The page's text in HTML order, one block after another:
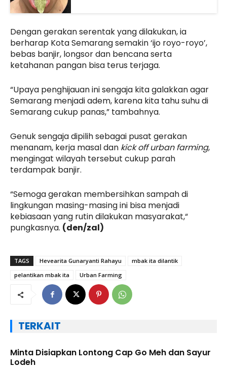
Dengan gerakan serentak yang dilakukan, ia
berharap Kota Semarang semakin ‘ijo royo-royo’,
bebas banjir, longsor dan bencana serta
ketahanan pangan bisa terus terjaga.
“Upaya penghijauan ini sengaja kita galakkan agar
Semarang menjadi adem, karena kita tahu suhu di
Semarang cukup panas,” tambahnya.
Genuk sengaja dipilih sebagai pusat gerakan
menanam, kerja masal dan kick off urban farming,
mengingat wilayah tersebut cukup parah
terdampak banjir.
“Semoga gerakan membersihkan sampah di
lingkungan masing-masing ini bisa menjadi
kebiasaan yang rutin dilakukan masyarakat,“
pungkasnya. (den/zal)
TAGS Hevearita Gunaryanti Rahayu
mbak ita dilantik
pelantikan mbak ita
Urban Farming
TERKAIT
Minta Disiapkan Lontong Cap Go Meh dan Sayur
Lodeh